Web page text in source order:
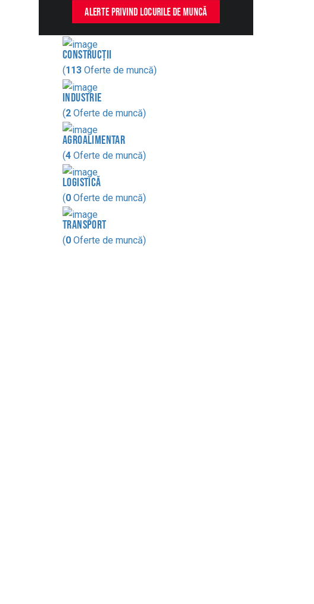
ALERTE PRIVIND LOCURILE DE MUNCĂ
CONSTRUCȚII
(113 Oferte de muncă)
INDUSTRIE
(2 Oferte de muncă)
AGROALIMENTAR
(4 Oferte de muncă)
LOGISTICĂ
(0 Oferte de muncă)
TRANSPORT
(0 Oferte de muncă)